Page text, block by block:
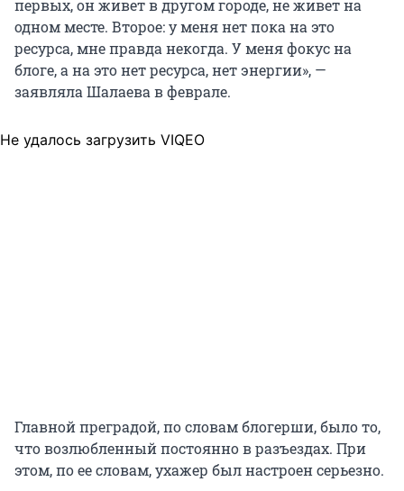
первых, он живет в другом городе, не живет на
одном месте. Второе: у меня нет пока на это
ресурса, мне правда некогда. У меня фокус на
блоге, а на это нет ресурса, нет энергии», —
заявляла Шалаева в феврале.
Не удалось загрузить VIQEO
Главной преградой, по словам блогерши, было то,
что возлюбленный постоянно в разъездах. При
этом, по ее словам, ухажер был настроен серьезно.